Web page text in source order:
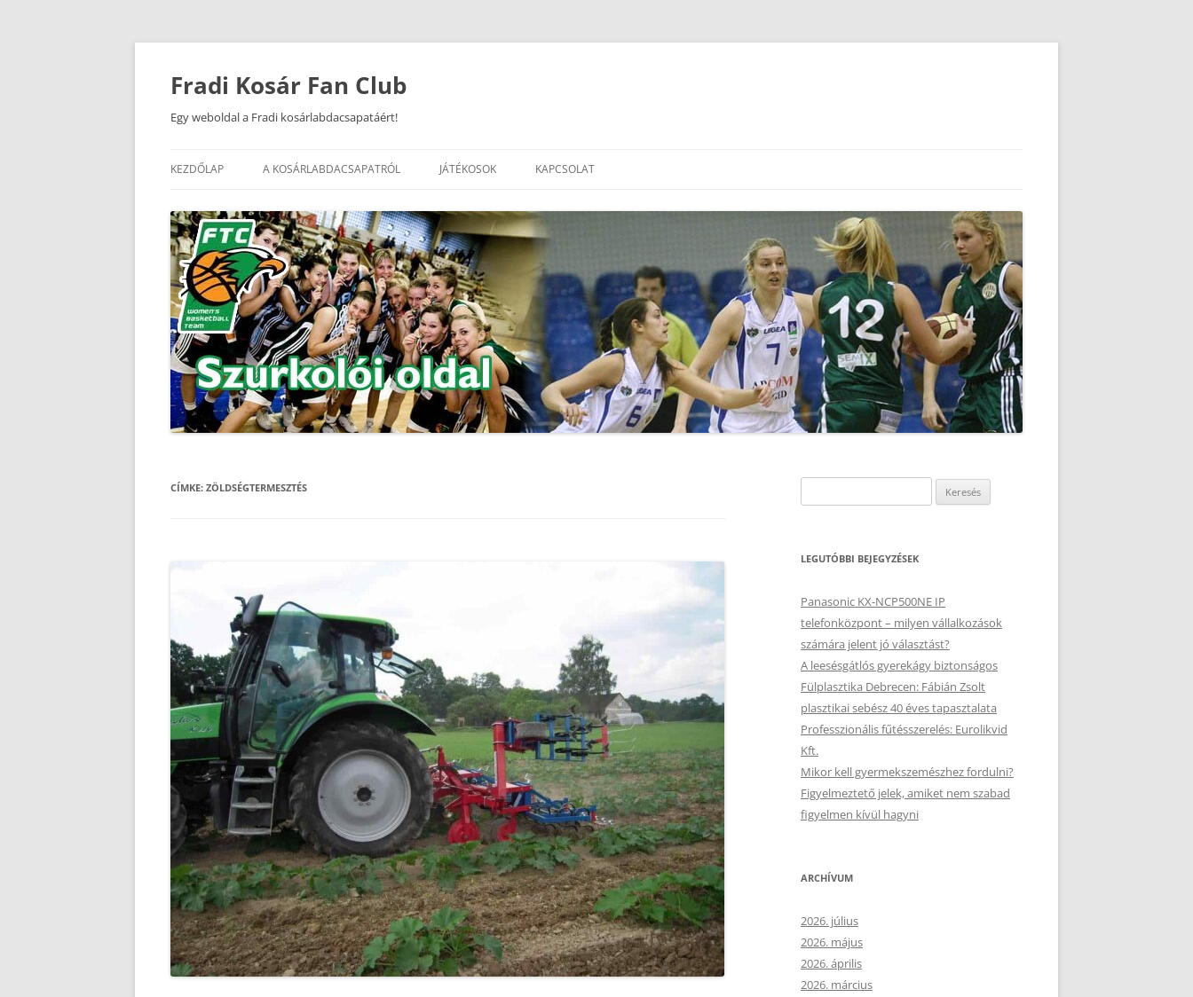
Kilépés
tartalomba
Fradi Kosár Fan Club
Egy weboldal a Fradi kosárlabdacsapatáért!
KEZDŐLAP A KOSÁRLABDACSAPATRÓL JÁTÉKOSOK KAPCSOLAT
CÍMKE: ZÖLDSÉGTERMESZTÉS
LEGUTÓBBI BEJEGYZÉSEK
Panasonic KX-NCP500NE IP
telefonközpont – milyen vállalkozások
számára jelent jó választást?
A leesésgátlós gyerekágy biztonságos
Fülplasztika Debrecen: Fábián Zsolt
plasztikai sebész 40 éves tapasztalata
Professzionális fűtésszerelés: Eurolikvid
Kft.
Mikor kell gyermekszemészhez fordulni?
Figyelmeztető jelek, amiket nem szabad
figyelmen kívül hagyni
ARCHÍVUM
2026. július
2026. május
2026. április
2026. március